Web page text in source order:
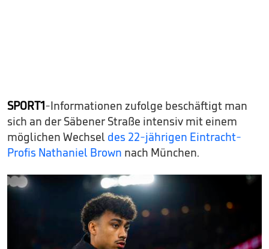
SPORT1-Informationen zufolge beschäftigt man
sich an der Säbener Straße intensiv mit einem
möglichen Wechsel des 22-jährigen Eintracht-
Profis Nathaniel Brown nach München.